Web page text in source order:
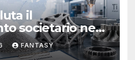
il
societario negli
rafforza il board,
Michael J.
FANTASY